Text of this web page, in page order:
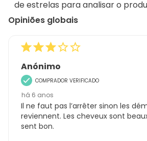
análises
de estrelas para analisar o
Opiniões globais
Anónimo
COMPRADOR VERIFICADO
há 6 anos
Il ne faut pas l’arrêter sinon les
reviennent. Les cheveux sont
sent bon.